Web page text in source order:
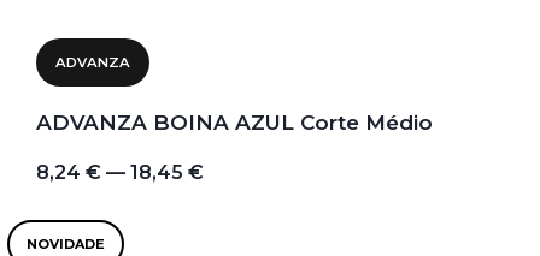
ADVANZA
ADVANZA BOINA AZUL Corte Médio
8,24 € — 18,45 €
NOVIDADE